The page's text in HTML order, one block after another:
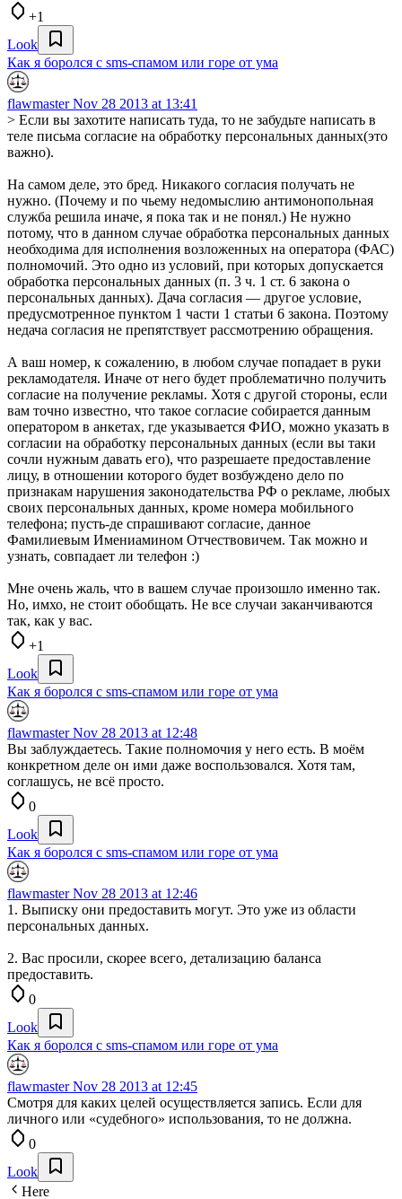
+1
Look
Как я боролся с sms-спамом или горе от ума
flawmasterNov 28 2013 at 13:41
> Если вы захотите написать туда, то не забудьте написать в
теле письма согласие на обработку персональных данных(это
важно).
На самом деле, это бред. Никакого согласия получать не
нужно. (Почему и по чьему недомыслию антимонопольная
служба решила иначе, я пока так и не понял.) Не нужно
потому, что в данном случае обработка персональных данных
необходима для исполнения возложенных на оператора (ФАС)
полномочий. Это одно из условий, при которых допускается
обработка персональных данных (п. 3 ч. 1 ст. 6 закона о
персональных данных). Дача согласия — другое условие,
предусмотренное пунктом 1 части 1 статьи 6 закона. Поэтому
недача согласия не препятствует рассмотрению обращения.
А ваш номер, к сожалению, в любом случае попадает в руки
рекламодателя. Иначе от него будет проблематично получить
согласие на получение рекламы. Хотя с другой стороны, если
вам точно известно, что такое согласие собирается данным
оператором в анкетах, где указывается ФИО, можно указать в
согласии на обработку персональных данных (если вы таки
сочли нужным давать его), что разрешаете предоставление
лицу, в отношении которого будет возбуждено дело по
признакам нарушения законодательства РФ о рекламе, любых
своих персональных данных, кроме номера мобильного
телефона; пусть-де спрашивают согласие, данное
Фамилиевым Имениамином Отчествовичем. Так можно и
узнать, совпадает ли телефон :)
Мне очень жаль, что в вашем случае произошло именно так.
Но, имхо, не стоит обобщать. Не все случаи заканчиваются
так, как у вас.
+1
Look
Как я боролся с sms-спамом или горе от ума
flawmasterNov 28 2013 at 12:48
Вы заблуждаетесь. Такие полномочия у него есть. В моём
конкретном деле он ими даже воспользовался. Хотя там,
соглашусь, не всё просто.
0
Look
Как я боролся с sms-спамом или горе от ума
flawmasterNov 28 2013 at 12:46
1. Выписку они предоставить могут. Это уже из области
персональных данных.
2. Вас просили, скорее всего, детализацию баланса
предоставить.
0
Look
Как я боролся с sms-спамом или горе от ума
flawmasterNov 28 2013 at 12:45
Смотря для каких целей осуществляется запись. Если для
личного или «судебного» использования, то не должна.
0
Look
Here